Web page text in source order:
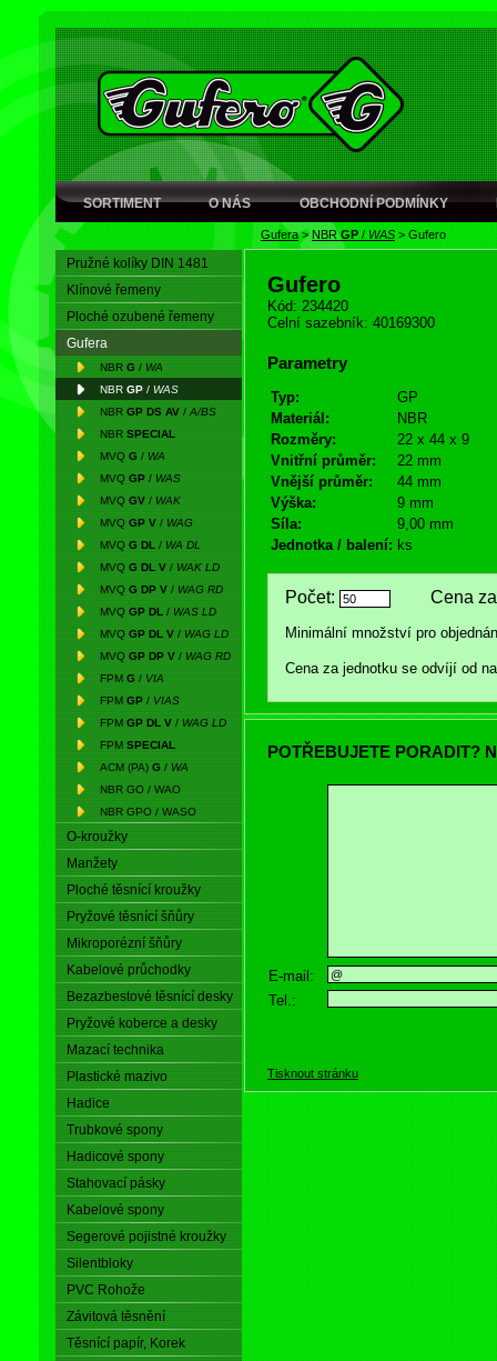
SORTIMENT O NÁS OBCHODNÍ PODMÍNKY
Gufera> NBRGP / WAS > Gufero
Pružné kolíky DIN 1481
Klínové řemeny
Ploché ozubené řemeny
Gufera
NBR G / WA
NBR GP / WAS
NBR GP DS AV / A/BS
NBR SPECIAL
MVQ G / WA
MVQ GP / WAS
MVQ GV / WAK
MVQ GP V / WAG
MVQ G DL / WA DL
MVQ G DL V / WAK LD
MVQ G DP V / WAG RD
MVQ GP DL / WAS LD
MVQ GP DL V / WAG LD
MVQ GP DP V / WAG RD
FPM G / VIA
FPM GP / VIAS
FPM GP DL V / WAG LD
FPM SPECIAL
ACM (PA) G / WA
NBR GO / WAO
NBR GPO / WASO
O-kroužky
Manžety
Ploché těsnící kroužky
Pryžové těsnící šňůry
Mikroporézní šňůry
Kabelové průchodky
Bezazbestové těsnící desky
Pryžové koberce a desky
Mazací technika
Plastické mazivo
Hadice
Trubkové spony
Hadicové spony
Stahovací pásky
Kabelové spony
Segerové pojistné kroužky
Silentbloky
PVC Rohože
Závitová těsnění
Těsnící papír, Korek
Gufero
Kód: 234420
Celní sazebník: 40169300
Parametry
Typ:
GP
Materiál:
NBR
Rozměry:
22 x 44 x 9
Vnitřní průměr:
22 mm
Vnější průměr:
44 mm
Výška:
9 mm
Síla:
9,00 mm
Jednotka / balení: ks
Počet: Cena za
Minimální množství pro
Cena za jednotku se odvíjí od
POTŘEBUJETE PORADIT?
E-mail:
Tel.:
Tisknout stránku